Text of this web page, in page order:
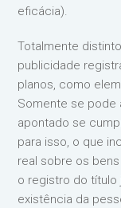
eficácia).
Totalmente
publicidade
planos, como
Somente se pode
apontado se
para isso, o que
real sobre os
o registro do título
existência da